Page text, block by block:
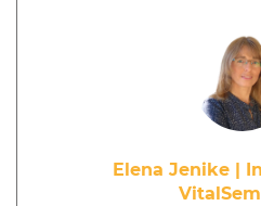
Elena Jenike |